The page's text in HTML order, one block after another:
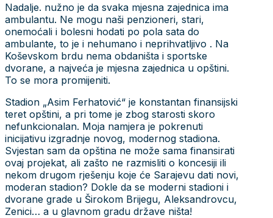
Nadalje. nužno je da svaka mjesna zajednica ima
ambulantu. Ne mogu naši penzioneri, stari,
onemoćali i bolesni hodati po pola sata do
ambulante, to je i nehumano i neprihvatljivo . Na
Koševskom brdu nema obdaništa i sportske
dvorane, a najveća je mjesna zajednica u opštini.
To se mora promijeniti.
Stadion „Asim Ferhatović“ je konstantan finansijski
teret opštini, a pri tome je zbog starosti skoro
nefunkcionalan. Moja namjera je pokrenuti
inicijativu izgradnje novog, modernog stadiona.
Svjestan sam da opština ne može sama finansirati
ovaj projekat, ali zašto ne razmisliti o koncesiji ili
nekom drugom rješenju koje će Sarajevu dati novi,
moderan stadion? Dokle da se moderni stadioni i
dvorane grade u Širokom Brijegu, Aleksandrovcu,
Zenici… a u glavnom gradu države ništa!